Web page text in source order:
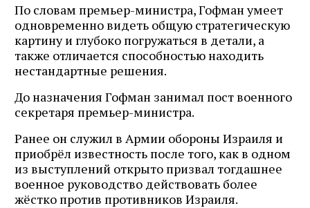
По словам премьер-министра, Гофман умеет
одновременно видеть общую стратегическую
картину и глубоко погружаться в детали, а
также отличается способностью находить
нестандартные решения.
До назначения Гофман занимал пост военного
секретаря премьер-министра.
Ранее он служил в Армии обороны Израиля и
приобрёл известность после того, как в одном
из выступлений открыто призвал тогдашнее
военное руководство действовать более
жёстко против противников Израиля.